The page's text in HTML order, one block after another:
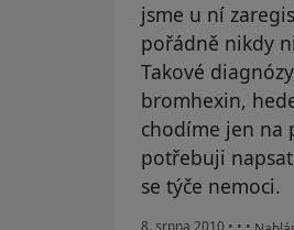
jsme u ní
pořádně nikdy
Takové
bromhexin,
chodíme jen na
potřebuji
se týče nemoci.
8. srpna 2010 • • • podle